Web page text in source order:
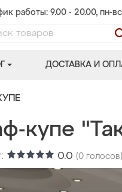
работы: 9.00 - 20.00, пн-вс
ДОСТАВКА И
купе
0.0 (0 голосов)